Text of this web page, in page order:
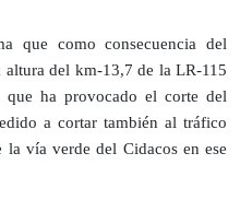
que como consecuencia del
del km-13,7 de la LR-115
ha provocado el corte del
a cortar también al tráfico
vía verde del Cidacos en ese